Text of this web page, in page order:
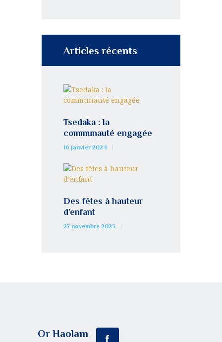
Articles récents
Tsedaka : la
communauté engagée
16 janvier 2024
Des fêtes à hauteur
d’enfant
27 novembre 2023
Or Haolam